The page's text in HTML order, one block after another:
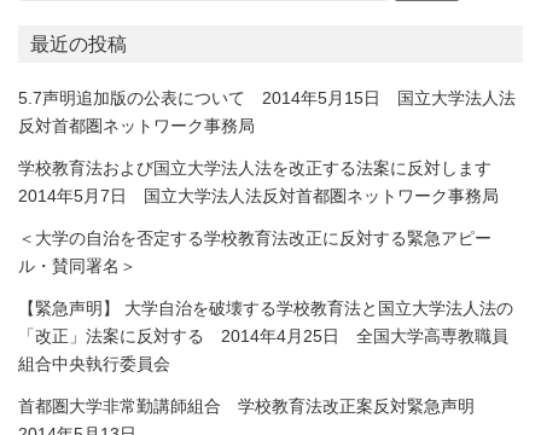
最近の投稿
5.7声明追加版の公表について 2014年5月15日 国立大学法人法
反対首都圏ネットワーク事務局
学校教育法および国立大学法人法を改正する法案に反対します
2014年5月7日 国立大学法人法反対首都圏ネットワーク事務局
＜大学の自治を否定する学校教育法改正に反対する緊急アピー
ル・賛同署名＞
【緊急声明】 大学自治を破壊する学校教育法と国立大学法人法の
「改正」法案に反対する 2014年4月25日 全国大学高専教職員
組合中央執行委員会
首都圏大学非常勤講師組合 学校教育法改正案反対緊急声明